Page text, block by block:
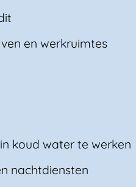
en werkruimtes
koud water te werken
nachtdiensten